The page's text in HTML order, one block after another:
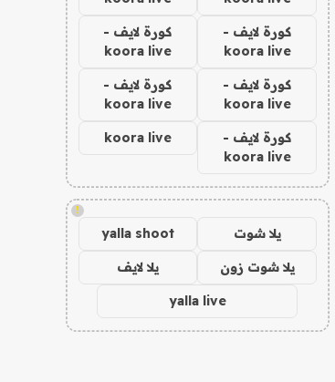
كورة لايف -
koora live
كورة لايف -
koora live
كورة لايف -
koora live
كورة لايف -
koora live
كورة لايف -
koora live
koora live
!
يلا شوت yalla shoot
يلا شوت زون يلا لايف
yalla live